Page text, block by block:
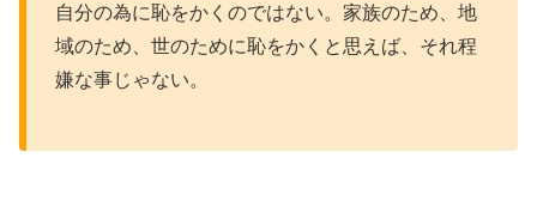
自分の為に恥をかくのではない。家族のため、地
域のため、世のために恥をかくと思えば、それ程
嫌な事じゃない。